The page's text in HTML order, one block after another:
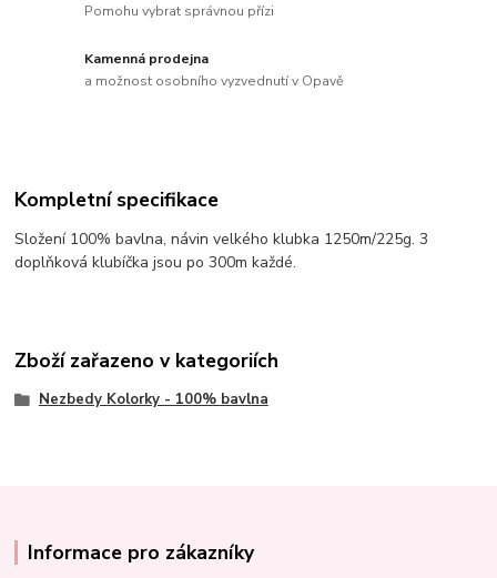
Pomohu vybrat správnou přízi
Kamenná prodejna
a možnost osobního vyzvednutí v Opavě
Kompletní specifikace
Složení 100% bavlna, návin velkého klubka 1250m/225g. 3
doplňková klubíčka jsou po 300m každé.
Zboží zařazeno v kategoriích
Nezbedy Kolorky - 100% bavlna
Informace pro zákazníky